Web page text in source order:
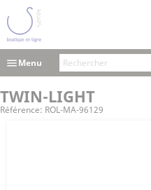
menuMenu
TWIN-LIGHT
Référence: ROL-MA-96129